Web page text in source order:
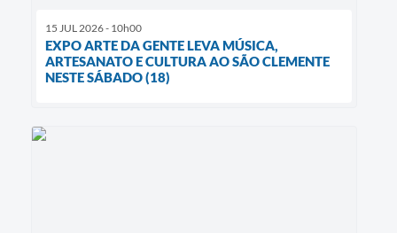
15 JUL 2026 - 10h00
EXPO ARTE DA GENTE LEVA MÚSICA,
ARTESANATO E CULTURA AO SÃO CLEMENTE
NESTE SÁBADO (18)